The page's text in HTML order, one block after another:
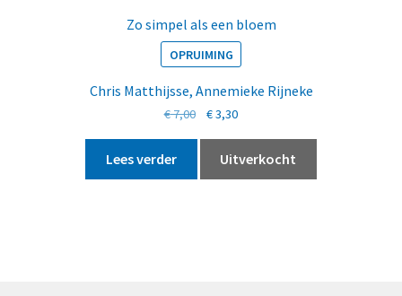
Zo simpel als een bloem
OPRUIMING
Chris Matthijsse, Annemieke Rijneke
€7,00
Oorspronkelijke
prijs
was:
€ 7,00.
€3,30Huidige
prijs
is:
€ 3,30.
Lees verder Uitverkocht